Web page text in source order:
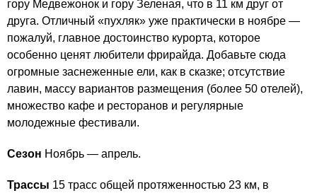
гору Медвежонок и гору Зеленая, что в 11 км друг от
друга. Отличный «пухляк» уже практически в ноябре —
пожалуй, главное достоинство курорта, которое
особенно ценят любители фрирайда. Добавьте сюда
огромные заснеженные ели, как в сказке; отсутствие
лавин, массу вариантов размещения (более 50 отелей),
множество кафе и ресторанов и регулярные
молодежные фестивали.
Сезон Ноябрь — апрель.
Трассы 15 трасс общей протяженностью 23 км, в